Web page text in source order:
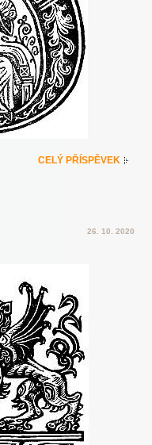
CELÝ PŘÍSPĚVEK
26. 10. 2020